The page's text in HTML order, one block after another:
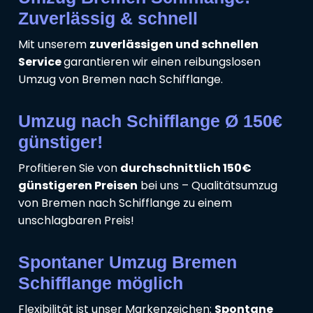
Zuverlässig & schnell
Mit unserem zuverlässigen und schnellen
Servicegarantieren wir einen reibungslosen
Umzug von Bremen nach Schifflange.
Umzug nach Schifflange Ø 150€
günstiger!
Profitieren Sie von durchschnittlich 150€
günstigeren Preisen bei uns – Qualitätsumzug
von Bremen nach Schifflange zu einem
unschlagbaren Preis!
Spontaner Umzug Bremen
Schifflange möglich
Flexibilität ist unser Markenzeichen: Spontane